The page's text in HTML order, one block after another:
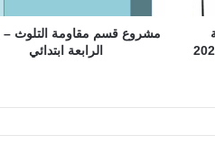
الثالث مع الإصلاح 2026
مشروع قسم مقاومة التلوث –
الرابعة ابتدائي